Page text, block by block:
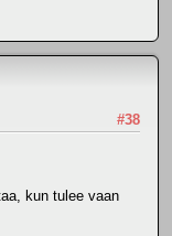
#38
kun tulee vaan